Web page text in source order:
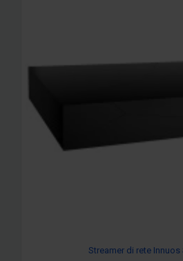
Streamer di rete Innuos